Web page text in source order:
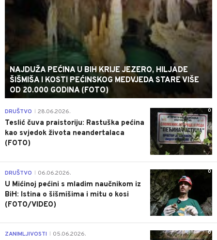
NAJDUŽA PEĆINA U BIH KRIJE JEZERO, HILJADE
ŠIŠMIŠA I KOSTI PEĆINSKOG MEDVJEDA STARE VIŠE
OD 20.000 GODINA (FOTO)
0
DRUŠTVO 28.06.2026.
Teslić čuva praistoriju: Rastuška pećina
kao svjedok života neandertalaca
(FOTO)
0
DRUŠTVO 06.06.2026.
U Mićinoj pećini s mladim naučnikom iz
BiH: Istina o šišmišima i mitu o kosi
(FOTO/VIDEO)
0
ZANIMLJIVOSTI 05.06.2026.